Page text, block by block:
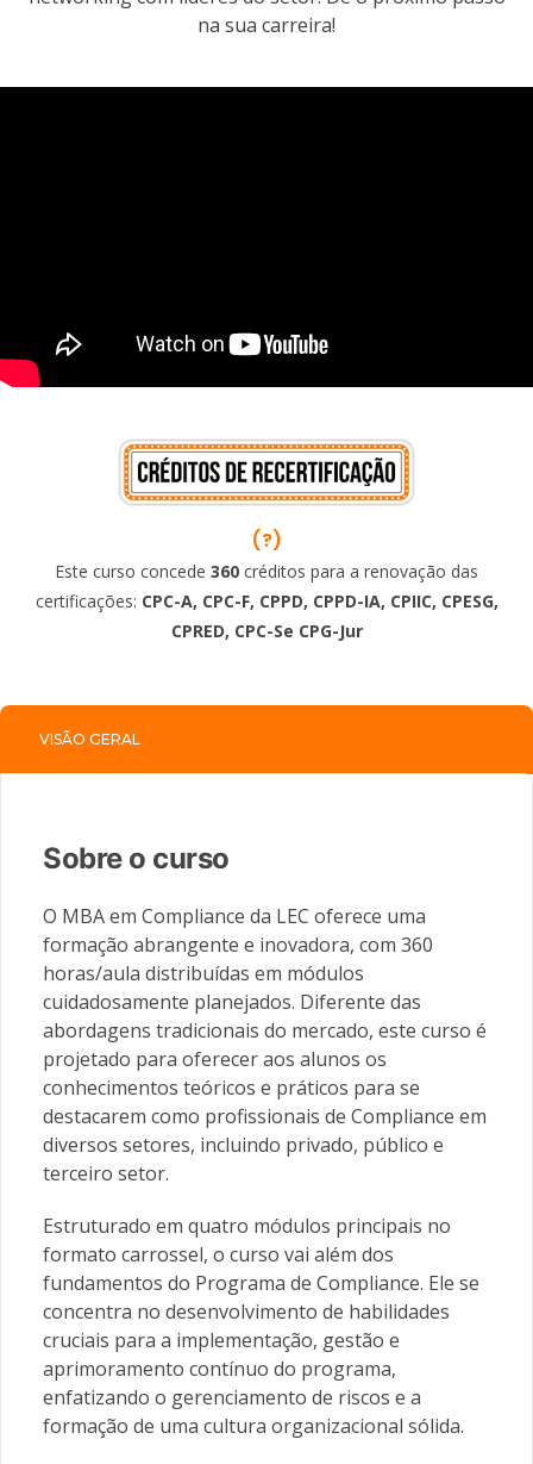
na sua carreira!
(?)
Este curso concede 360 créditos para a renovação das
certificações: CPC-A, CPC-F, CPPD, CPPD-IA, CPIIC, CPESG,
CPRED, CPC-Se CPG-Jur
VISÃO GERAL
Sobre o curso
O MBA em Compliance da LEC oferece uma
formação abrangente e inovadora, com 360
horas/aula distribuídas em módulos
cuidadosamente planejados. Diferente das
abordagens tradicionais do mercado, este curso é
projetado para oferecer aos alunos os
conhecimentos teóricos e práticos para se
destacarem como profissionais de Compliance em
diversos setores, incluindo privado, público e
terceiro setor.
Estruturado em quatro módulos principais no
formato carrossel, o curso vai além dos
fundamentos do Programa de Compliance. Ele se
concentra no desenvolvimento de habilidades
cruciais para a implementação, gestão e
aprimoramento contínuo do programa,
enfatizando o gerenciamento de riscos e a
formação de uma cultura organizacional sólida.